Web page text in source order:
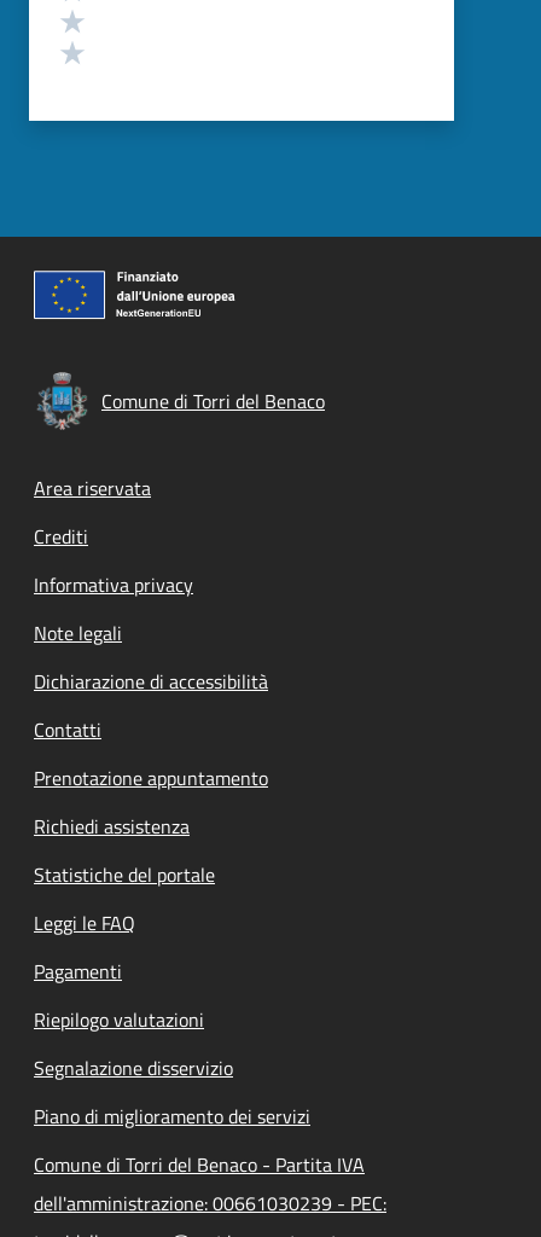
Comune di Torri del Benaco
Footer menu
Area riservata
Crediti
Informativa privacy
Note legali
Dichiarazione di accessibilità
Contatti
Prenotazione appuntamento
Richiedi assistenza
Statistiche del portale
Leggi le FAQ
Pagamenti
Riepilogo valutazioni
Segnalazione disservizio
Piano di miglioramento dei servizi
Comune di Torri del Benaco - Partita IVA
dell'amministrazione: 00661030239 - PEC: